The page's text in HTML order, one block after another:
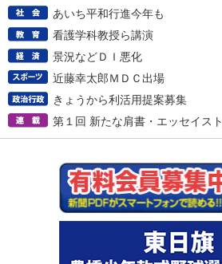
あいち平和行進今年も
看護学科教授ら講演
景況などＤＩ悪化
近藤幸太郎ＭＤＣ出場
きょうから利活用提案募集
第１回 新たな肩書・エッセイスト